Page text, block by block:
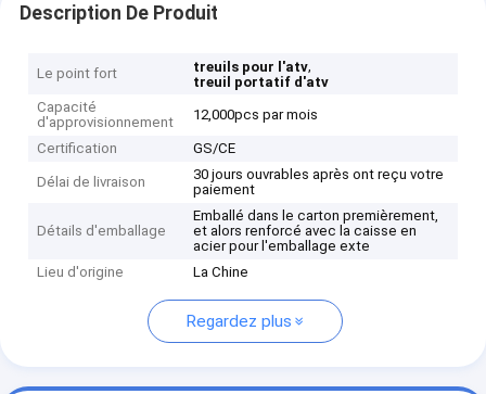
Description De Produit
Le point fort treuils pour l'atv,
treuil portatif d'atv
Capacité
d'approvisionnement
12,000pcs par mois
Certification GS/CE
Délai de livraison
30 jours ouvrables après ont reçu votre
paiement
Détails d'emballage
Emballé dans le carton premièrement,
et alors renforcé avec la caisse en
acier pour l'emballage exte
Lieu d'origine
La Chine
Regardez plus